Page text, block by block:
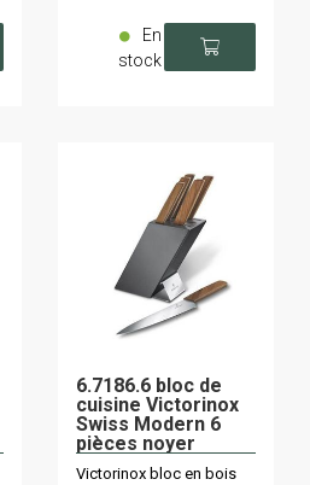
En
stock
6.7186.6 bloc de
cuisine Victorinox
Swiss Modern 6
pièces noyer
Victorinox bloc en bois